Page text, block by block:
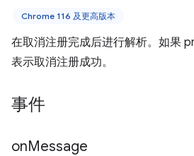
Chrome 116 及更高版本
在取消注册完成后进行解析。如果
表示取消注册成功。
事件
onMessage